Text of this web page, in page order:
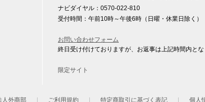
ナビダイヤル：0570-022-810
受付時間：午前10時～午後6時（日曜・休業日除く）
お問い合わせフォーム
終日受け付けておりますが、お返事は上記時間内とな
限定サイト
人外商部 ご利用規約 特定商取引に基づく表記 個人